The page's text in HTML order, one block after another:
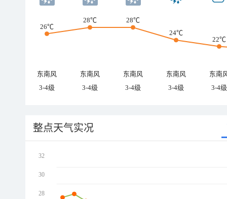
26℃
28℃
28℃
24℃
22℃
东南风 东南风 东南风 东南风
东南
3-4级
3-4级 3-4级 3-4级 3-4级
整点天气实况
32
30
28